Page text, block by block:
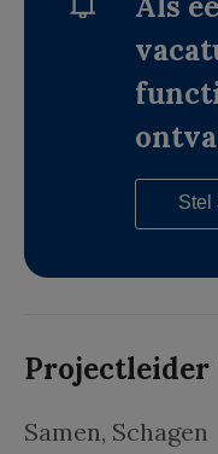
Stel
Projectleider
Samen, Schagen